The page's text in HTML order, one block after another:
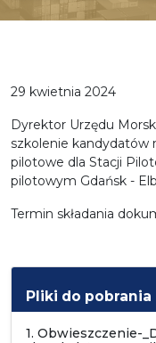
29 kwietnia 2024
Dyrektor Urzędu
szkolenie kandydatów
pilotowe dla Stacji
pilotowym Gdańsk -
Termin składania
Pliki do pobrania
1. Obwieszczenie-